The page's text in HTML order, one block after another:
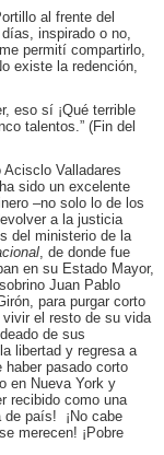
al frente del
inspirado o no,
permití compartirlo,
existe la redención,
eso sí ¡Qué terrible
talentos.” (Fin del
Valladares
sido un excelente
–no solo lo de los
a la justicia
del ministerio de la
, de donde fue
en su Estado Mayor,
Juan Pablo
para purgar corto
el resto de su vida
de sus
libertad y regresa a
haber pasado corto
en Nueva York y
recibido como una
de país! ¡No cabe
merecen! ¡Pobre